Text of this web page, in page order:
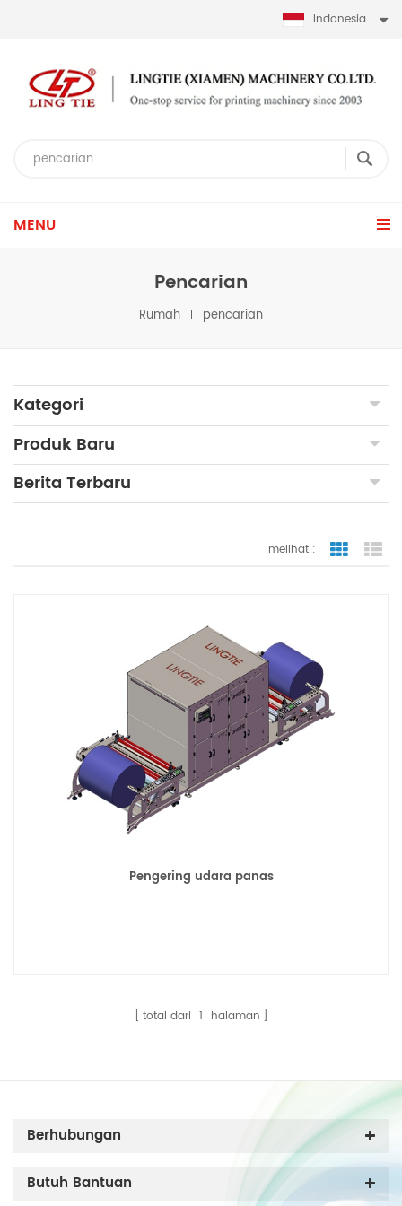
Indonesia
MENU
Pencarian
Rumah pencarian
Kategori
Produk Baru
Berita Terbaru
melihat :
Pengering udara panas
total dari 1 halaman
Berhubungan
Butuh Bantuan